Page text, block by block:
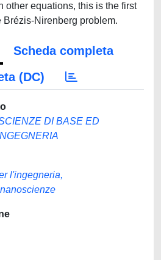
other equations, this is the first
Brézis-Nirenberg problem.
Scheda completa
(DC)
DI BASE ED
l'ingegneria,